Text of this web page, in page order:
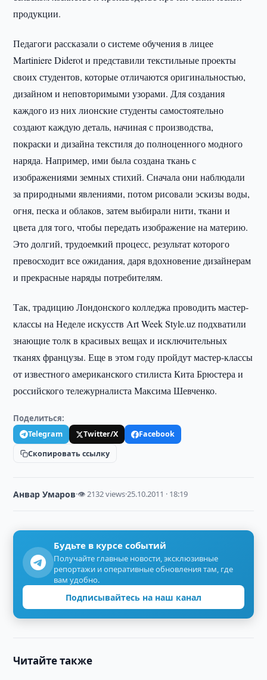
продукции.
Педагоги рассказали о системе обучения в лицее
Martiniere Diderot и представили текстильные проекты
своих студентов, которые отличаются оригинальностью,
дизайном и неповторимыми узорами. Для создания
каждого из них лионские студенты самостоятельно
создают каждую деталь, начиная с производства,
покраски и дизайна текстиля до полноценного модного
наряда. Например, ими была создана ткань с
изображениями земных стихий. Сначала они наблюдали
за природными явлениями, потом рисовали эскизы воды,
огня, песка и облаков, затем выбирали нити, ткани и
цвета для того, чтобы передать изображение на материю.
Это долгий, трудоемкий процесс, результат которого
превосходит все ожидания, даря вдохновение дизайнерам
и прекрасные наряды потребителям.
Так, традицию Лондонского колледжа проводить мастер-
классы на Неделе искусств Art Week Style.uz подхватили
знающие толк в красивых вещах и исключительных
тканях французы. Еще в этом году пройдут мастер-классы
от известного американского стилиста Кита Брюстера и
российского тележурналиста Максима Шевченко.
Поделиться:
Telegram Twitter/X
Facebook
Скопировать ссылку
Анвар Умаров·👁 2132 views·25.10.2011 · 18:19
Будьте в курсе событий
Получайте главные новости, эксклюзивные
репортажи и оперативные обновления там, где
вам удобно.
Подписывайтесь на наш канал
Читайте также